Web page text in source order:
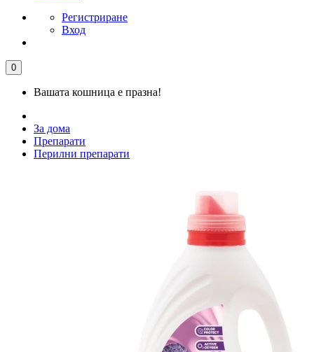
Регистриране
Вход
0
Вашата кошница е празна!
За дома
Препарати
Перилни препарати